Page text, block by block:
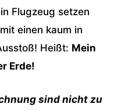
Flugzeug setzen
einen kaum in
Heißt: Mein
Erde!
sind nicht zu